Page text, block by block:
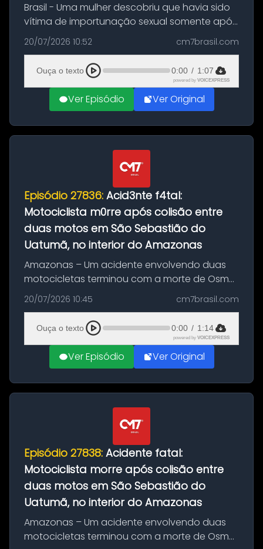
Brasil - Uma mulher descobriu que havia sido
vítima de importunação sexual somente após
assistir a um vídeo que gravou enquanto
treinava na academia de um condomínio em
Feira de Santana, na Bahia. O c...
20/07/2026 10:52 cm7brasil.com
Ouça o texto 0:00 / 1:07
powered by VOICEXPRESS
Ver Episódio Ver Original
Episódio 27836: Acid3nte f4tal:
Motociclista m0rre após colisão entre
duas motos em São Sebastião do
Uatumã, no interior do Amazonas
Amazonas – Um acidente envolvendo duas
motocicletas terminou com a morte de Osmar
Figueiredo de Souza, de 38 anos, no município
de São Sebastião do Uatumã, no interior do
Amazonas. A colisão ocorreu n...
20/07/2026 10:45 cm7brasil.com
Ouça o texto 0:00 / 1:14
powered by VOICEXPRESS
Ver Episódio Ver Original
Episódio 27838: Acidente fatal:
Motociclista morre após colisão entre
duas motos em São Sebastião do
Uatumã, no interior do Amazonas
Amazonas – Um acidente envolvendo duas
motocicletas terminou com a morte de Osmar